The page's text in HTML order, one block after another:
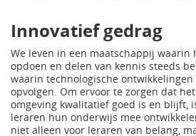
Innovatief gedrag
We leven in een maatschappij waarin
opdoen en delen van kennis steeds
waarin technologische
opvolgen. Om ervoor te zorgen dat
omgeving kwalitatief goed is en blijft,
leraren hun onderwijs mee
niet alleen voor leraren van belang,